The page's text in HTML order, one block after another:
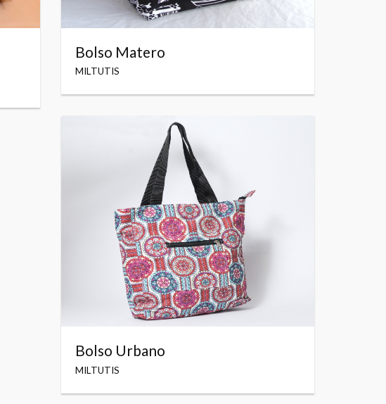
Bolso Matero
MILTUTIS
Bolso Urbano
MILTUTIS